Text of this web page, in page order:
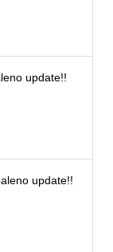
update!!
update!!